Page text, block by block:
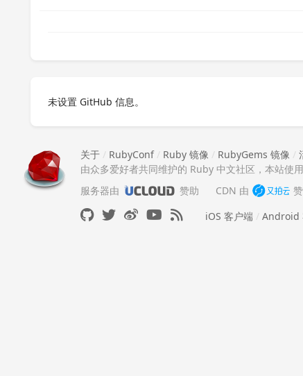
未设置 GitHub 信息。
关于 / RubyConf/ Ruby 镜像 / RubyGems 镜像 /
由众多爱好者共同维护的 Ruby 中文社区，本站使用
服务器由
赞助 CDN 由
iOS 客户端 / Android